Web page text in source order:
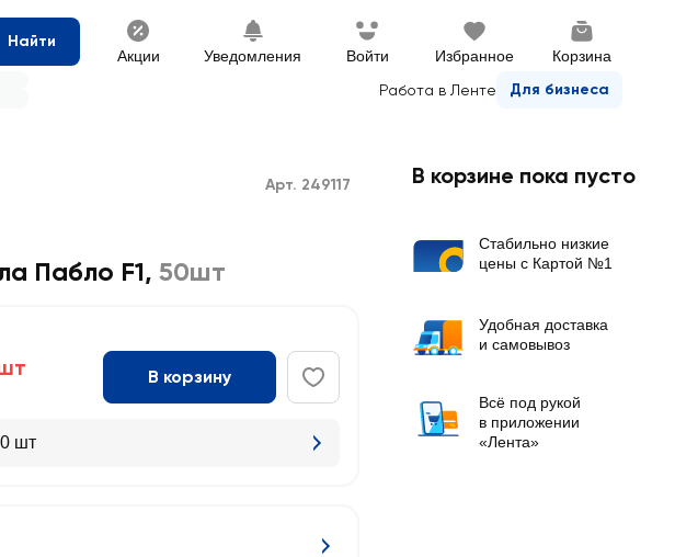
Найти
Акции Уведомления Войти Избранное Корзина
Работа в Ленте Для бизнеса
Арт. 249117
Пабло F1, 50шт
В корзину
шт
В корзине пока пусто
Стабильно низкие
цены с Картой №1
Удобная доставка
и самовывоз
Всё под рукой
в приложении
«Лента»